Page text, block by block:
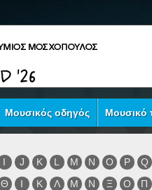
Μουσικός οδηγός Μουσικό
I J K L M N O P
Q
Θ Ι Κ Λ Μ Ν Ξ Ο
Π